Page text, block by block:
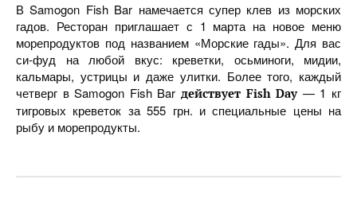
В Samogon Fish Bar намечается супер клев из морских
гадов. Ресторан приглашает с 1 марта на новое меню
морепродуктов под названием «Морские гады». Для вас
си-фуд на любой вкус: креветки, осьминоги, мидии,
кальмары, устрицы и даже улитки. Более того, каждый
четверг в Samogon Fish Bar действует Fish Day— 1 кг
тигровых креветок за 555 грн. и специальные цены на
рыбу и морепродукты.